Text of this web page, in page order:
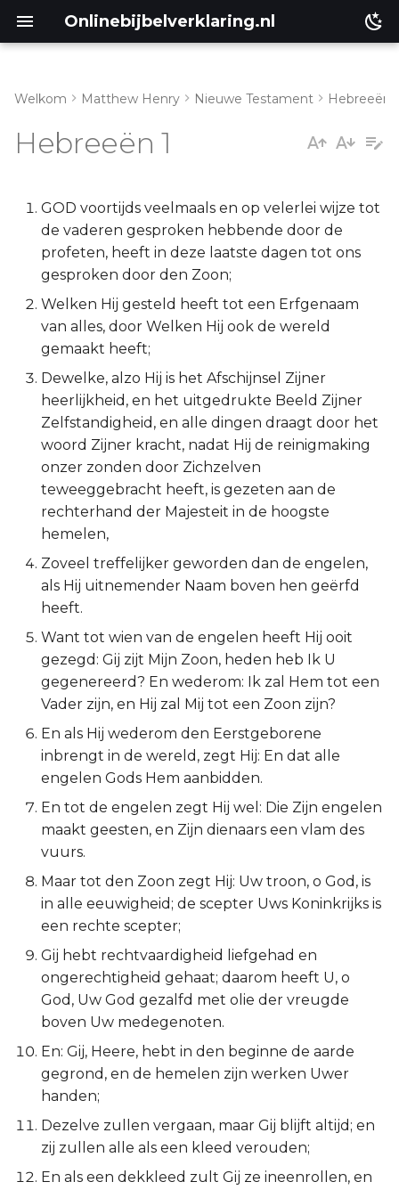
Onlinebijbelverklaring.nl
Leviticus
Numeri
Deuteronomium
Richteren
Ruth
1 Samuël
2 Samuël
1 Koningen
2 Koningen
1 Kronieken
2 Kronieken
Ezra
Nehémia
Psalmen
Spreuken
Prediker
Jesaja
Jeremía
Klaagliederen
Hebreeën 1:4-14
Welkom Matthew Henry Nieuwe Testament Hebreeën
Hebreeën 1
GOD voortijds veelmaals en op velerlei wijze tot
de vaderen gesproken hebbende door de
profeten, heeft in deze laatste dagen tot ons
gesproken door den Zoon;
Welken Hij gesteld heeft tot een Erfgenaam
van alles, door Welken Hij ook de wereld
gemaakt heeft;
Dewelke, alzo Hij is het Afschijnsel Zijner
heerlijkheid, en het uitgedrukte Beeld Zijner
Zelfstandigheid, en alle dingen draagt door het
woord Zijner kracht, nadat Hij de reinigmaking
onzer zonden door Zichzelven
teweeggebracht heeft, is gezeten aan de
rechterhand der Majesteit in de hoogste
hemelen,
Zoveel treffelijker geworden dan de engelen,
als Hij uitnemender Naam boven hen geërfd
heeft.
Want tot wien van de engelen heeft Hij ooit
gezegd: Gij zijt Mijn Zoon, heden heb Ik U
gegenereerd? En wederom: Ik zal Hem tot een
Vader zijn, en Hij zal Mij tot een Zoon zijn?
En als Hij wederom den Eerstgeborene
inbrengt in de wereld, zegt Hij: En dat alle
engelen Gods Hem aanbidden.
En tot de engelen zegt Hij wel: Die Zijn engelen
maakt geesten, en Zijn dienaars een vlam des
vuurs.
Maar tot den Zoon zegt Hij: Uw troon, o God, is
in alle eeuwigheid; de scepter Uws Koninkrijks is
een rechte scepter;
Gij hebt rechtvaardigheid liefgehad en
ongerechtigheid gehaat; daarom heeft U, o
God, Uw God gezalfd met olie der vreugde
boven Uw medegenoten.
En: Gij, Heere, hebt in den beginne de aarde
gegrond, en de hemelen zijn werken Uwer
handen;
Dezelve zullen vergaan, maar Gij blijft altijd; en
zij zullen alle als een kleed verouden;
En als een dekkleed zult Gij ze ineenrollen, en